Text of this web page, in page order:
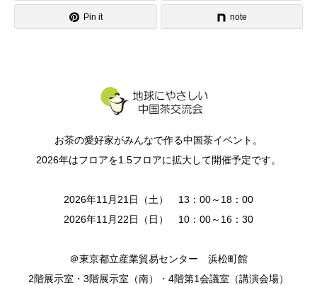
Pin it note
お茶の愛好家がみんなで作る中国茶イベント。
2026年はフロアを1.5フロアに拡大して開催予定です。
2026年11月21日（土） 13：00～18：00
2026年11月22日（日） 10：00～16：30
＠東京都立産業貿易センター 浜松町館
2階展示室・3階展示室（南）・4階第1会議室（講演会場）